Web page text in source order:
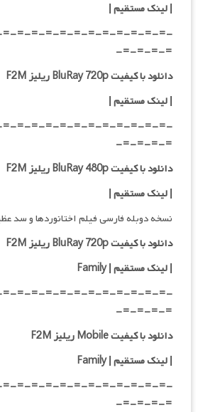
|لینک مستقیم|
=-=-=-=-=-=-=-=-=-=-=-
=-=-=-=-
دانلود با کیفیت BluRay 720p ریلیز F2M
| لینک مستقیم|
=-=-=-=-=-=-=-=-=-=-=-
=-=-=-=-
دانلود با کیفیت BluRay 480p ریلیز F2M
| لینک مستقیم|
نسخه دوبله فارسی فیلم اختانوردها و سد
دانلود با کیفیت BluRay 720p ریلیز F2M
| لینک مستقیم | Family
=-=-=-=-=-=-=-=-=-=-=-
=-=-=-=-
دانلود با کیفیت Mobile ریلیز F2M
| لینک مستقیم | Family
=-=-=-=-=-=-=-=-=-=-=-
=-=-=-=-